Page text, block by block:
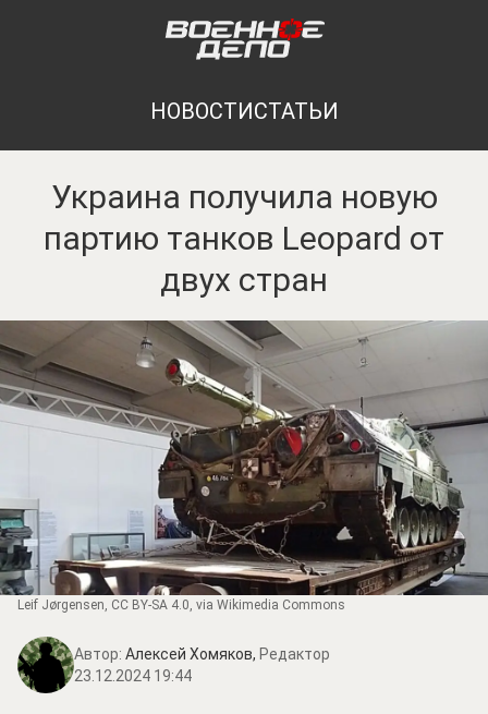
НОВОСТИСТАТЬИ
Украина получила новую
партию танков Leopard от
двух стран
Leif Jørgensen, CC BY-SA 4.0, via Wikimedia Commons
Автор: Алексей Хомяков, Редактор
23.12.2024 19:44